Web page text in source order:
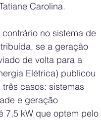
Carolina.
no sistema de
se a geração
de volta para a
Elétrica) publicou
casos: sistemas
e geração
7,5 kW que optem pelo